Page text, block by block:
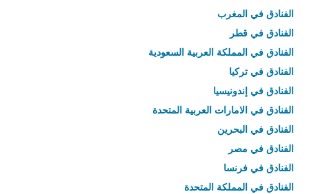
الفنادق في المغرب
الفنادق في قطر
الفنادق في المملكة العربية السعودية
الفنادق في تركيا
الفنادق في إندونيسيا
الفنادق في الامارات العربية المتحدة
الفنادق في البحرين
الفنادق في مصر
الفنادق في فرنسا
الفنادق في المملكة المتحدة